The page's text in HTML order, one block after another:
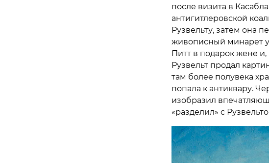
после визита в
антигитлеровской
Рузвельту, затем она
живописный минарет у
Питт в подарок жене и,
Рузвельт продал
там более полувека
попала к антиквару.
изобразил
«разделил» с